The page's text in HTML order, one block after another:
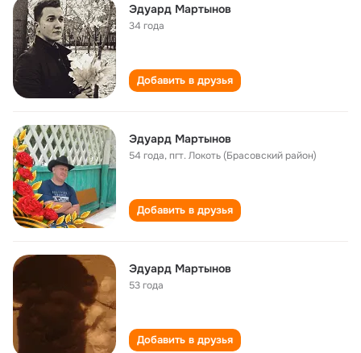
Эдуард Мартынов
34 года
Добавить в друзья
Эдуард Мартынов
54 года,пгт. Локоть (Брасовский район)
Добавить в друзья
Эдуард Мартынов
53 года
Добавить в друзья